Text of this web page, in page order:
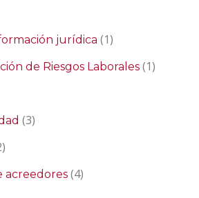
jurídica (1)
de Riesgos Laborales (1)
(3)
acreedores (4)